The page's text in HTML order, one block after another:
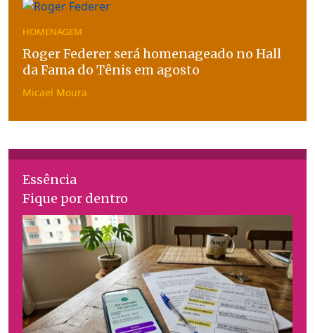
HOMENAGEM
Roger Federer será homenageado no Hall
da Fama do Tênis em agosto
Micael Moura
Essência
Fique por dentro